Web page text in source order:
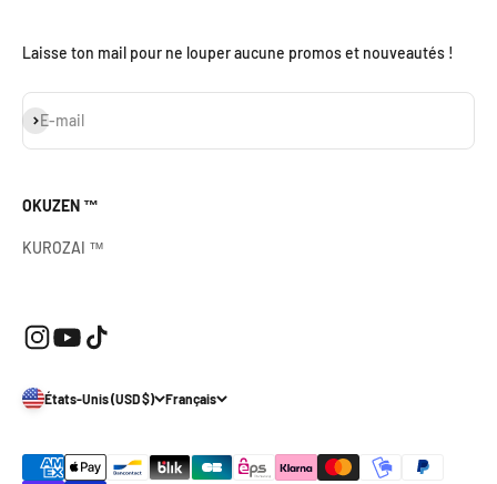
Laisse ton mail pour ne louper aucune promos et nouveautés !
E-mail
S'inscrire
OKUZEN ™
KUROZAI ™
États-Unis (USD $) Français